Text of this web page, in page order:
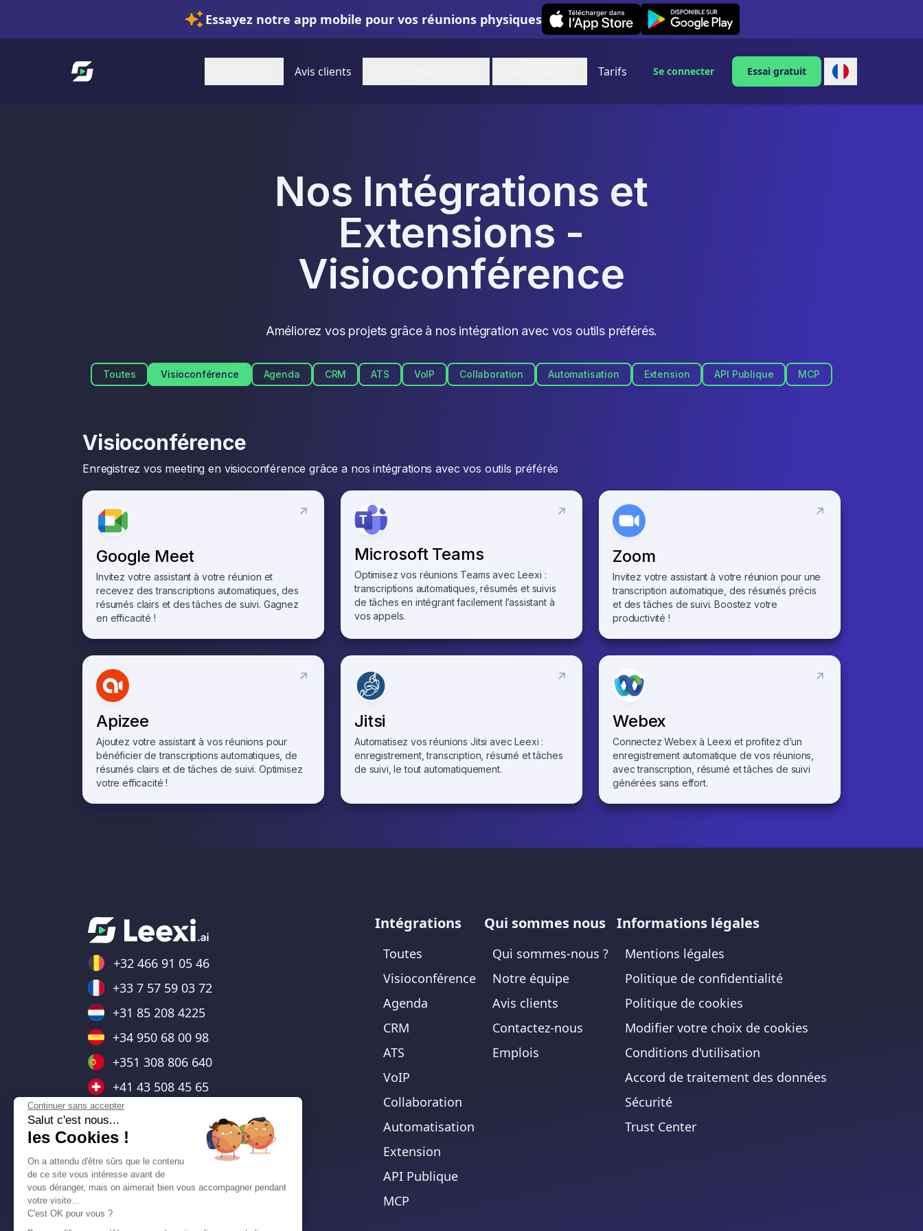
Continuer sans accepter
Salut c'est nous...
les Cookies !
On a attendu d'être sûrs que le contenu
de ce site vous intéresse avant de
vous déranger, mais on aimerait bien vous accompagner pendant
votre visite...
C'est OK pour vous ?
Essayez notre app mobile pour vos réunions physiques
Leexi on iOS Leexi on Android
Lien vers l'accueil
Avis clients Tarifs Se connecter Essai gratuit
Nos Intégrations et
Extensions -
Visioconférence
Améliorez vos projets grâce à nos intégration avec vos outils préférés.
Toutes Visioconférence Agenda CRM ATS VoIP Collaboration Automatisation Extension API Publique MCP
Visioconférence
Enregistrez vos meeting en visioconférence grâce a nos intégrations avec vos outils préférés
Google Meet
Invitez votre assistant à votre réunion et
recevez des transcriptions automatiques, des
résumés clairs et des tâches de suivi. Gagnez
en efficacité !
Microsoft Teams
Optimisez vos réunions Teams avec Leexi :
transcriptions automatiques, résumés et suivis
de tâches en intégrant facilement l’assistant à
vos appels.
Zoom
Invitez votre assistant à votre réunion pour une
transcription automatique, des résumés précis
et des tâches de suivi. Boostez votre
productivité !
Apizee
Ajoutez votre assistant à vos réunions pour
bénéficier de transcriptions automatiques, de
résumés clairs et de tâches de suivi. Optimisez
votre efficacité !
Jitsi
Automatisez vos réunions Jitsi avec Leexi :
enregistrement, transcription, résumé et tâches
de suivi, le tout automatiquement.
Webex
Connectez Webex à Leexi et profitez d’un
enregistrement automatique de vos réunions,
avec transcription, résumé et tâches de suivi
générées sans effort.
+32 466 91 05 46
+33 7 57 59 03 72
+31 85 208 4225
+34 950 68 00 98
+351 308 806 640
+41 43 508 45 65
+43 720 881228
+44 7403 664476
+48 732 143 138
+55 (11) 91379-1698
Intégrations
Toutes
Visioconférence
Agenda
CRM
ATS
VoIP
Collaboration
Automatisation
Extension
API Publique
MCP
Qui sommes nous
Qui sommes-nous ?
Notre équipe
Avis clients
Contactez-nous
Emplois
Informations légales
Mentions légales
Politique de confidentialité
Politique de cookies
Modifier votre choix de cookies
Conditions d'utilisation
Accord de traitement des données
Sécurité
Trust Center